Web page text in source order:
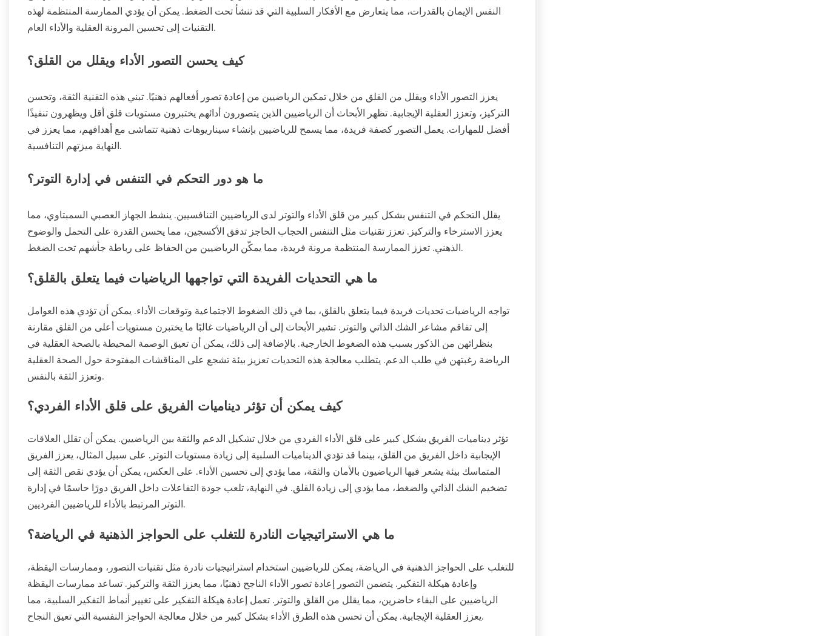
النفس الإيمان بالقدرات، مما يتعارض مع الأفكار السلبية التي قد تنشأ تحت الضغط. يمكن أن يؤدي الممارسة المنتظمة لهذه
التقنيات إلى تحسين المرونة العقلية والأداء العام.
كيف يحسن التصور الأداء ويقلل من القلق؟
يعزز التصور الأداء ويقلل من القلق من خلال تمكين الرياضيين من إعادة تصور أفعالهم ذهنيًا. تبني هذه التقنية الثقة، وتحسن
التركيز، وتعزز العقلية الإيجابية. تظهر الأبحاث أن الرياضيين الذين يتصورون أدائهم يختبرون مستويات قلق أقل ويظهرون تنفيذًا
أفضل للمهارات. يعمل التصور كصفة فريدة، مما يسمح للرياضيين بإنشاء سيناريوهات ذهنية تتماشى مع أهدافهم، مما يعزز في
النهاية ميزتهم التنافسية.
ما هو دور التحكم في التنفس في إدارة التوتر؟
يقلل التحكم في التنفس بشكل كبير من قلق الأداء والتوتر لدى الرياضيين التنافسيين. ينشط الجهاز العصبي السمبتاوي، مما
يعزز الاسترخاء والتركيز. تعزز تقنيات مثل التنفس الحجاب الحاجز تدفق الأكسجين، مما يحسن القدرة على التحمل والوضوح
الذهني. تعزز الممارسة المنتظمة مرونة فريدة، مما يمكّن الرياضيين من الحفاظ على رباطة جأشهم تحت الضغط.
ما هي التحديات الفريدة التي تواجهها الرياضيات فيما يتعلق بالقلق؟
تواجه الرياضيات تحديات فريدة فيما يتعلق بالقلق، بما في ذلك الضغوط الاجتماعية وتوقعات الأداء. يمكن أن تؤدي هذه العوامل
إلى تفاقم مشاعر الشك الذاتي والتوتر. تشير الأبحاث إلى أن الرياضيات غالبًا ما يختبرن مستويات أعلى من القلق مقارنة
بنظرائهن من الذكور بسبب هذه الضغوط الخارجية. بالإضافة إلى ذلك، يمكن أن تعيق الوصمة المحيطة بالصحة العقلية في
الرياضة رغبتهن في طلب الدعم. يتطلب معالجة هذه التحديات تعزيز بيئة تشجع على المناقشات المفتوحة حول الصحة العقلية
وتعزز الثقة بالنفس.
كيف يمكن أن تؤثر ديناميات الفريق على قلق الأداء الفردي؟
تؤثر ديناميات الفريق بشكل كبير على قلق الأداء الفردي من خلال تشكيل الدعم والثقة بين الرياضيين. يمكن أن تقلل العلاقات
الإيجابية داخل الفريق من القلق، بينما قد تؤدي الديناميات السلبية إلى زيادة مستويات التوتر. على سبيل المثال، يعزز الفريق
المتماسك بيئة يشعر فيها الرياضيون بالأمان والثقة، مما يؤدي إلى تحسين الأداء. على العكس، يمكن أن يؤدي نقص الثقة إلى
تضخيم الشك الذاتي والضغط، مما يؤدي إلى زيادة القلق. في النهاية، تلعب جودة التفاعلات داخل الفريق دورًا حاسمًا في إدارة
التوتر المرتبط بالأداء للرياضيين الفرديين.
ما هي الاستراتيجيات النادرة للتغلب على الحواجز الذهنية في الرياضة؟
للتغلب على الحواجز الذهنية في الرياضة، يمكن للرياضيين استخدام استراتيجيات نادرة مثل تقنيات التصور، وممارسات اليقظة،
وإعادة هيكلة التفكير. يتضمن التصور إعادة تصور الأداء الناجح ذهنيًا، مما يعزز الثقة والتركيز. تساعد ممارسات اليقظة
الرياضيين على البقاء حاضرين، مما يقلل من القلق والتوتر. تعمل إعادة هيكلة التفكير على تغيير أنماط التفكير السلبية، مما
يعزز العقلية الإيجابية. يمكن أن تحسن هذه الطرق الأداء بشكل كبير من خلال معالجة الحواجز النفسية التي تعيق النجاح.